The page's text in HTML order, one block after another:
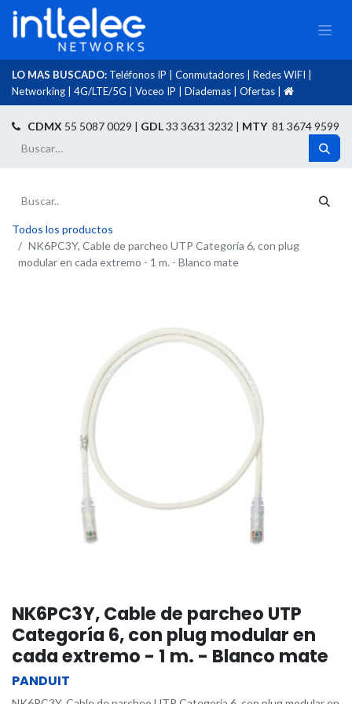
LO MAS BUSCADO: Teléfonos IP Conmutadores Redes WIFI
Networking
4G/LTE/5G Voceo IP Diademas Ofertas
CDMX 55 5087 0029 | GDL33 3631 3232 | MTY81 3674 9599
Todos los productos
NK6PC3Y, Cable de parcheo UTP Categoría 6, con plug
modular en cada extremo - 1 m. - Blanco mate
NK6PC3Y, Cable de parcheo UTP
Categoría 6, con plug modular en
cada extremo - 1 m. - Blanco mate
PANDUIT